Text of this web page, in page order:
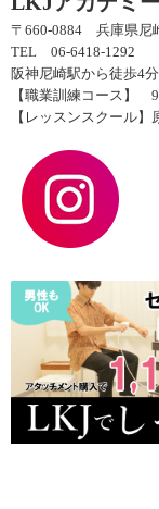
〒660-0884 兵庫県尼
TEL 06-6418-1292
阪神尼崎駅から徒歩4
【職業訓練コース】
【レッスンスクール